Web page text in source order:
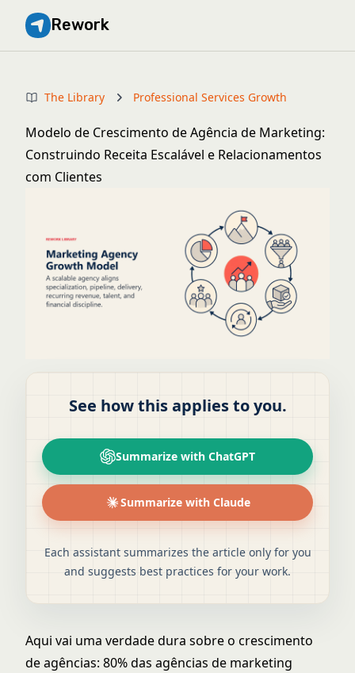
Rework
The Library Professional Services Growth
Modelo de Crescimento de Agência de Marketing:
Construindo Receita Escalável e Relacionamentos
com Clientes
See how this applies to you.
Summarize with ChatGPT
Summarize with Claude
Each assistant summarizes the article only for you
and suggests best practices for your work.
Aqui vai uma verdade dura sobre o crescimento
de agências: 80% das agências de marketing